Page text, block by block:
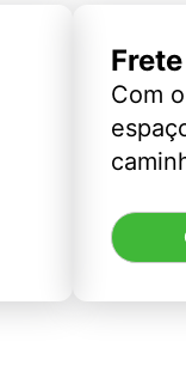
Com